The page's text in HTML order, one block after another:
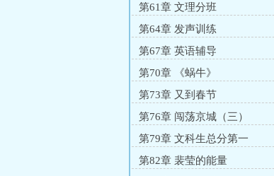
第61章 文理分班
第64章 发声训练
第67章 英语辅导
第70章 《蜗牛》
第73章 又到春节
第76章 闯荡京城（三）
第79章 文科生总分第一
第82章 裴莹的能量